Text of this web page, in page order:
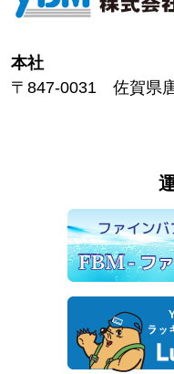
本社
〒847-0031 佐賀県